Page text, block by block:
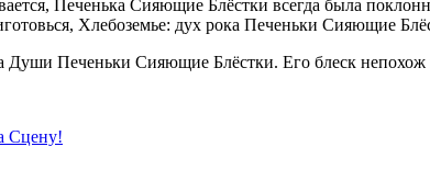
Печенька Сияющие Блёстки всегда была
Хлебоземье: дух рока Печеньки Сияющие
Души Печеньки Сияющие Блёстки. Его блеск
Сцену!